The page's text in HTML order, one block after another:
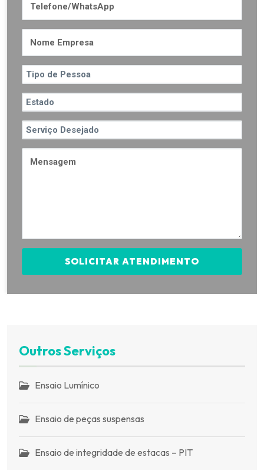
SOLICITAR ATENDIMENTO
Outros Serviços
Ensaio Lumínico
Ensaio de peças suspensas
Ensaio de integridade de estacas – PIT